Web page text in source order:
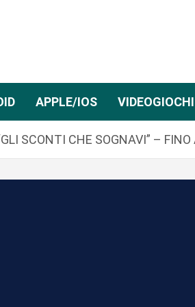
APPLE/IOS VIDEOGIOCHI
SCONTI CHE SOGNAVI” –